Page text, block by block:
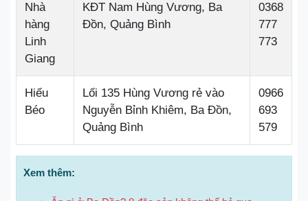
Nhà
hàng
Linh
Giang
KĐT Nam Hùng Vương, Ba
Đồn, Quảng Bình
0368
777
773
Hiếu
Béo
Lối 135 Hùng Vương rẻ vào
Nguyễn Bỉnh Khiêm, Ba Đồn,
Quảng Bình
0966
693
579
Xem thêm: